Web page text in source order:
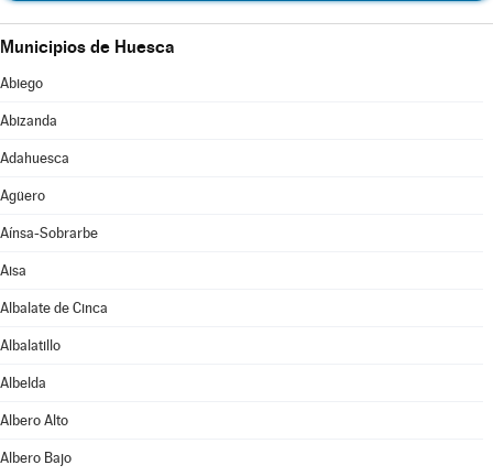
Municipios de Huesca
Abiego
Abizanda
Adahuesca
Agüero
Aínsa-Sobrarbe
Aisa
Albalate de Cinca
Albalatillo
Albelda
Albero Alto
Albero Bajo